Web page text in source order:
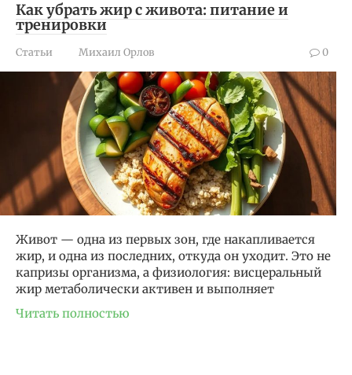
Как убрать жир с живота: питание и
тренировки
Статьи Михаил Орлов 0
Живот — одна из первых зон, где накапливается
жир, и одна из последних, откуда он уходит. Это не
капризы организма, а физиология: висцеральный
жир метаболически активен и выполняет
Читать полностью